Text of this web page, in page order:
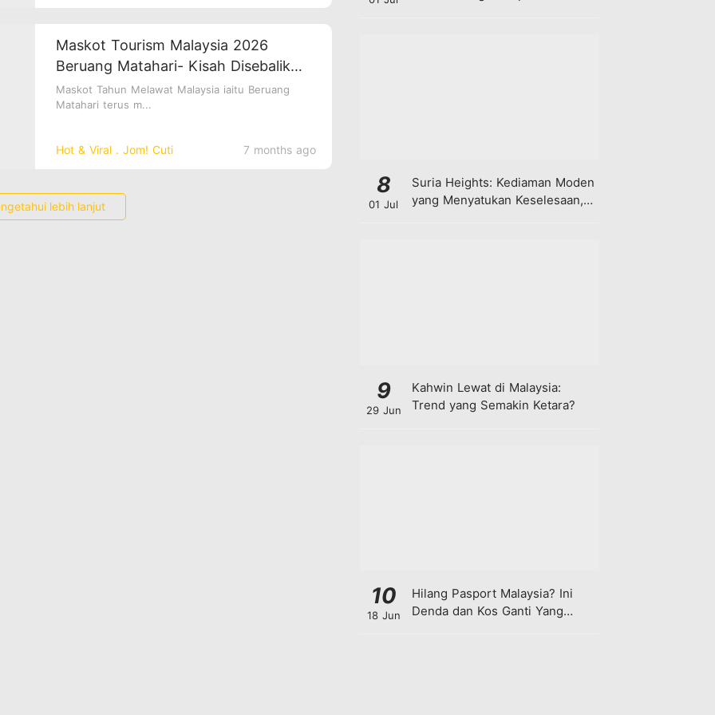
Hot & Viral．Jom! Cuti 7 months ago
Maskot Tourism Malaysia 2026
Beruang Matahari- Kisah Disebalik
Wira Dan Manja
Maskot Tahun Melawat Malaysia iaitu Beruang
Matahari terus m...
lebih lanjut
8
01 Jul
Suria Heights: Kediaman Moden
yang Menyatukan Keselesaan,
9
29 Jun
Kahwin Lewat di Malaysia:
Trend yang Semakin Ketara?
10
18 Jun
Hilang Pasport Malaysia? Ini
Denda dan Kos Ganti Yang